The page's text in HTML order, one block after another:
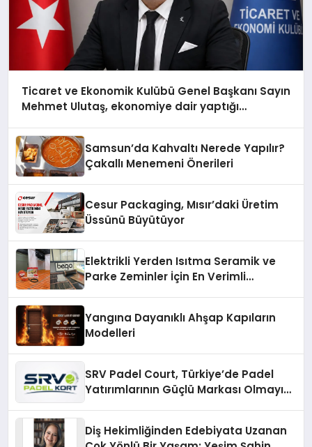
Ticaret ve Ekonomik Kulübü Genel Başkanı Sayın
Mehmet Ulutaş, ekonomiye dair yaptığı
Samsun’da Kahvaltı Nerede Yapılır?
Çakallı Menemeni Önerileri
Cesur Packaging, Mısır’daki Üretim
Üssünü Büyütüyor
Elektrikli Yerden Isıtma Seramik ve
Parke Zeminler İçin En Verimli
Yangına Dayanıklı Ahşap Kapıların
Modelleri
SRV Padel Court, Türkiye’de Padel
Yatırımlarının Güçlü Markası Olmayı
Diş Hekimliğinden Edebiyata Uzanan